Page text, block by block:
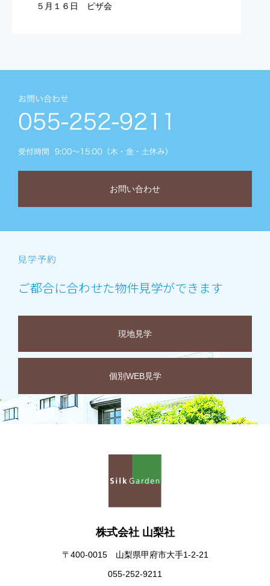
５月１６日 ピザ会
お問い合わせ
ご都合に合わせた物件見学ができます
現地見学
個別WEB見学
株式会社 山梨社
〒400-0015 山梨県甲府市大手1-2-21
055-252-9211